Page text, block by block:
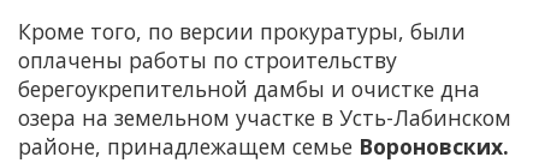
Кроме того, по версии прокуратуры, были
оплачены работы по строительству
берегоукрепительной дамбы и очистке дна
озера на земельном участке в Усть-Лабинском
районе, принадлежащем семье Вороновских.